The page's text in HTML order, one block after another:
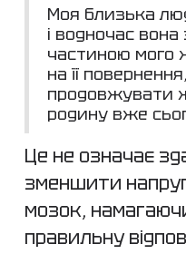
Моя близька
і водночас
частиною мого
на її
продовжувати
родину вже
Це не означає
зменшити
мозок,
правильну